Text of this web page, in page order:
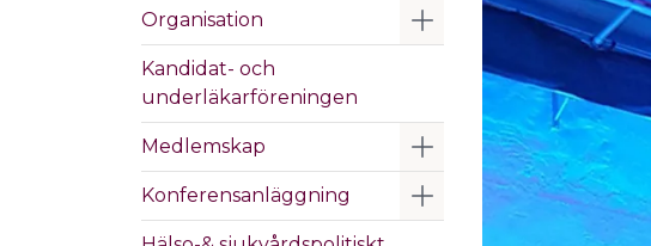
Organisation Visa/Göm undermeny
Kandidat- och
underläkarföreningen
Medlemskap Visa/Göm undermeny
Konferensanläggning Visa/Göm undermeny